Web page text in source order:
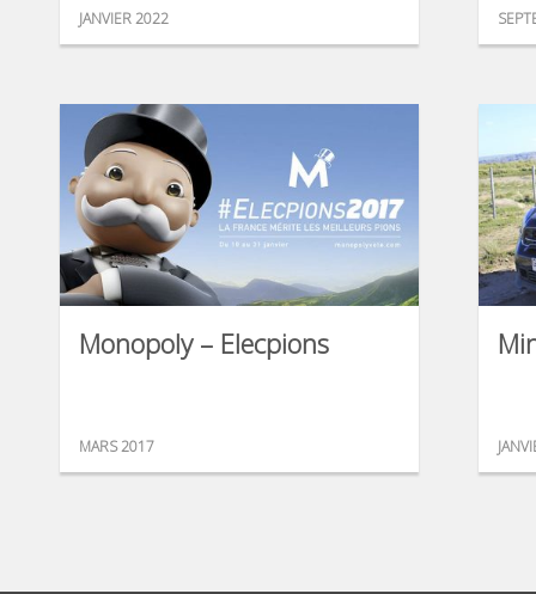
JANVIER 2022
Monopoly – Elecpions
MARS 2017